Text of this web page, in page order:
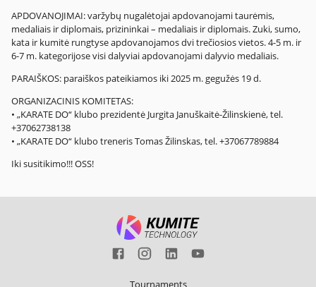
APDOVANOJIMAI: varžybų nugalėtojai apdovanojami taurėmis,
medaliais ir diplomais, prizininkai – medaliais ir diplomais. Zuki, sumo,
kata ir kumitė rungtyse apdovanojamos dvi trečiosios vietos. 4-5 m. ir
6-7 m. kategorijose visi dalyviai apdovanojami dalyvio medaliais.
PARAIŠKOS: paraiškos pateikiamos iki 2025 m. gegužės 19 d.
ORGANIZACINIS KOMITETAS:
• „KARATE DO“ klubo prezidentė Jurgita Januškaitė-Žilinskienė, tel.
+37062738138
• „KARATE DO“ klubo treneris Tomas Žilinskas, tel. +37067789884
Iki susitikimo!!! OSS!